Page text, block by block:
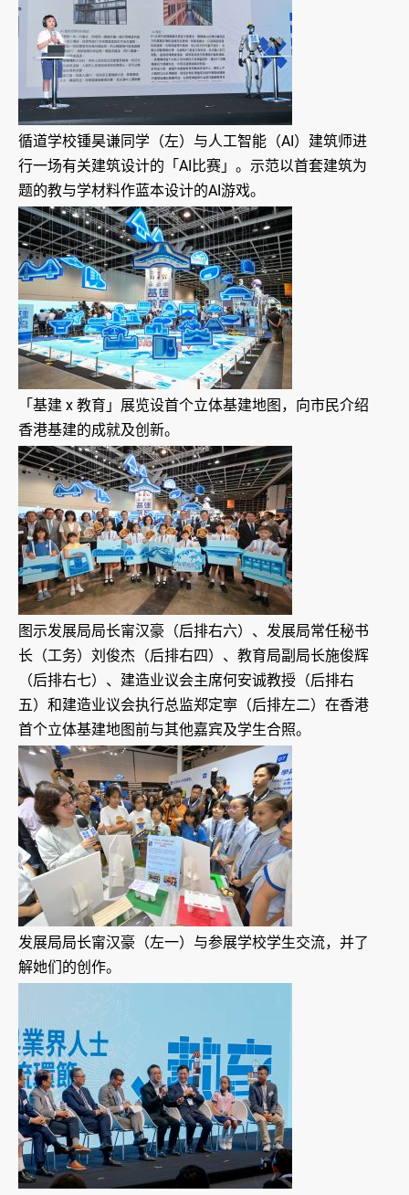
循道学校锺昊谦同学（左）与人工智能（AI）建筑师进
行一场有关建筑设计的「AI比赛」。示范以首套建筑为
题的教与学材料作蓝本设计的AI游戏。
「基建 x 教育」展览设首个立体基建地图，向市民介绍
香港基建的成就及创新。
图示发展局局长甯汉豪（后排右六）、发展局常任秘书
长（工务）刘俊杰（后排右四）、教育局副局长施俊辉
（后排右七）、建造业议会主席何安诚教授（后排右
五）和建造业议会执行总监郑定寕（后排左二）在香港
首个立体基建地图前与其他嘉宾及学生合照。
发展局局长甯汉豪（左一）与参展学校学生交流，并了
解她们的创作。